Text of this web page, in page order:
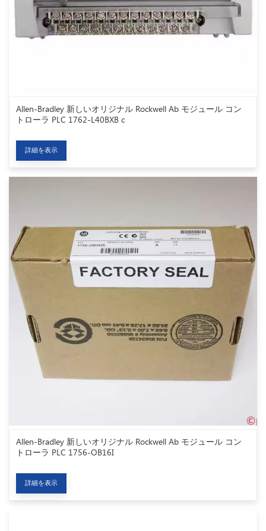
Allen-Bradley 新しいオリジナル Rockwell Ab モジュール コン
トローラ PLC 1762-L40BXB c
詳細を表示
Allen-Bradley 新しいオリジナル Rockwell Ab モジュール コン
トローラ PLC 1756-OB16I
詳細を表示